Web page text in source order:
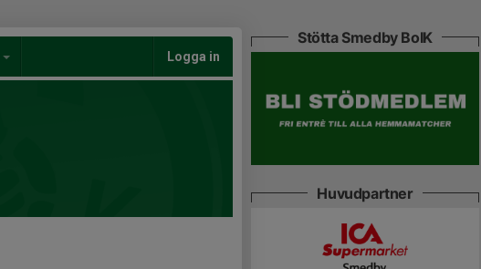
Logga in
Stötta Smedby BoIK
Huvudpartner